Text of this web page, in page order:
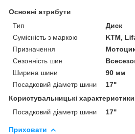
Основні атрибути
Тип
Диск
Сумісність з маркою
KTM,
Призначення
Сезонність шин
Ширина шини
90 мм
Посадковий діаметр шини
17"
Користувальницькі характеристики
Посадковий діаметр шини
17"
Приховати